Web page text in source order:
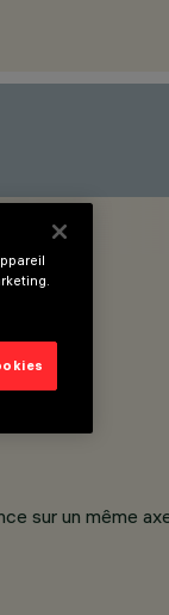
sur un même